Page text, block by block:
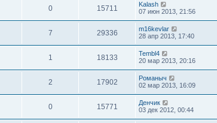
0 15711
Kalash
07 июн 2013, 21:56
7 29336
m16kevlar
28 апр 2013, 17:40
1 18133
Tembl4
20 мар 2013, 20:16
2 17902
Романыч
02 мар 2013, 16:09
0 15771
Денчик
03 дек 2012, 00:44